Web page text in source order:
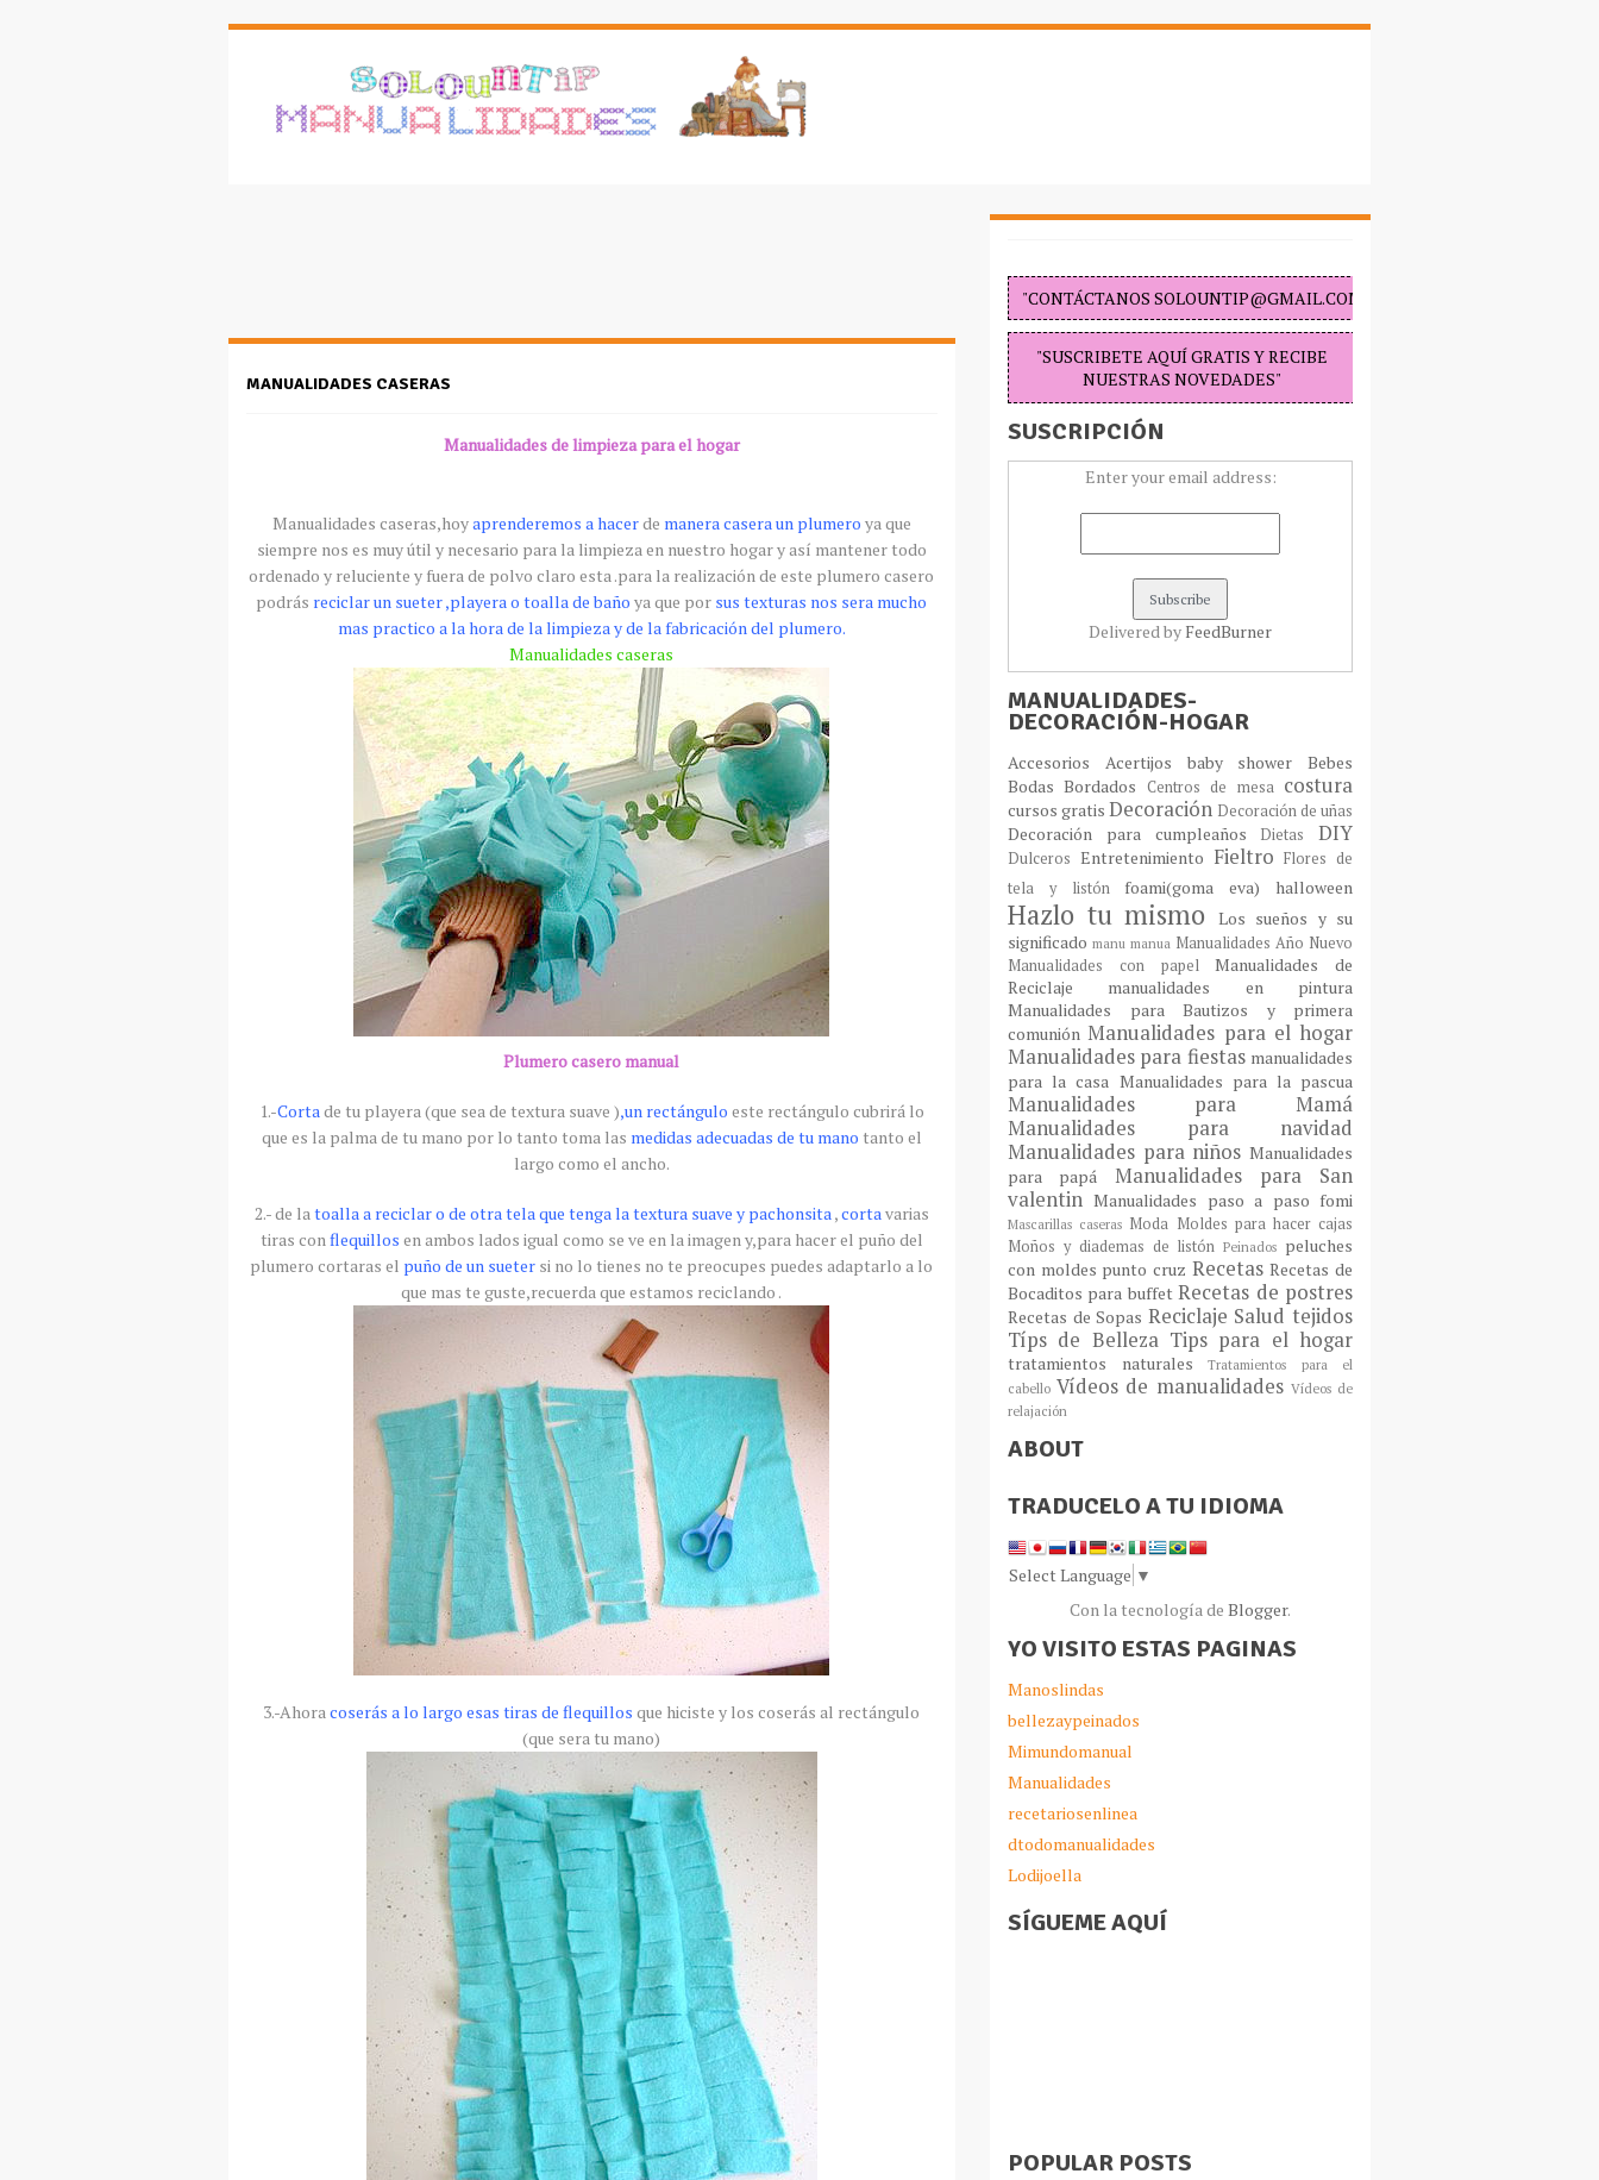
MANUALIDADES CASERAS
Manualidadesde limpieza para el hogar
Manualidades caseras,hoyaprenderemos a hacerde manera casera un plumero ya que
siempre nos es muy útil y necesario para la limpieza en nuestro hogar y así mantener todo
ordenado y reluciente y fuera de polvo claro esta .para la realización de este plumero casero
podrás reciclar un sueter,playera o toalla de baño ya que por sus texturas nos sera mucho
mas practico a la hora de la limpieza y de la fabricación del plumero.
Manualidades caseras
Plumero casero manual
1.-Cortade tu playera (que sea de textura suave ),un rectángulo este rectángulo cubrirá lo
que es la palma de tu mano por lo tanto toma las medidas adecuadas de tu mano tanto el
largo como el ancho.
2.- de latoalla a reciclar o de otra tela que tenga la textura suave y pachonsita,cortavarias
tiras conflequillos en ambos lados igual como se ve en la imagen y,para hacer el puño del
plumero cortaras el puño de un sueter si no lo tienes no te preocupes puedes adaptarlo a lo
que mas te guste,recuerda que estamos reciclando .
3.-Ahoracoserás a lo largo esas tiras de flequillos que hiciste y los coserás al rectángulo
(que sera tu mano)
"CONTÁCTANOS SOLOUNTIP@GMAIL.COM "
"SUSCRIBETE AQUÍ GRATIS Y RECIBE
NUESTRAS NOVEDADES"
SUSCRIPCIÓN
Enter your email address:
Delivered by FeedBurner
MANUALIDADES-
DECORACIÓN-HOGAR
Accesorios Acertijos baby shower Bebes
BodasBordados Centros de mesa costura
cursos gratis Decoración Decoración de uñas
Decoración para cumpleaños Dietas DIY
Dulceros Entretenimiento FieltroFlores de
tela y listón foami(goma eva) halloween
Hazlo tu mismo
Los sueños y su
significado manu manua Manualidades Año Nuevo
Manualidades con papelManualidades de
Reciclaje manualidades en pintura
Manualidades para Bautizos y primera
comuniónManualidades para el hogar
Manualidades para fiestas manualidades
para la casa Manualidades para la pascua
Manualidades para Mamá
Manualidades para navidad
Manualidades para niños Manualidades
para papá Manualidades para San
valentinManualidades paso a paso fomi
Mascarillas caseras Moda Moldes para hacer cajas
Moños y diademas de listónPeinados peluches
con moldes punto cruz RecetasRecetas de
Bocaditos para buffetRecetas de postres
Recetas de Sopas Reciclaje Saludtejidos
Típs de Belleza Tips para el hogar
tratamientos naturales
Tratamientos para el
cabello Vídeos de manualidades Vídeos de
relajación
ABOUT
TRADUCELO A TU IDIOMA
Select Language ▼
Con la tecnología de Blogger.
YO VISITO ESTAS PAGINAS
Manoslindas
bellezaypeinados
Mimundomanual
Manualidades
recetariosenlinea
dtodomanualidades
Lodijoella
SÍGUEME AQUÍ
POPULAR POSTS